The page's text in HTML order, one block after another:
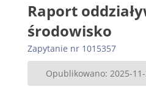
Raport
środowisko
Zapytanie nr 1015357
Opublikowano: 2025-